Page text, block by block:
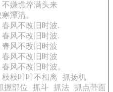
嫌憔悴满头来
潭清。
风不改旧时波.
风不改旧时波.
风不改旧时波
风不改旧时波
风不改旧时波。
枝叶叶不相离
抓扬机
握部位 抓斗 抓法 抓点带面